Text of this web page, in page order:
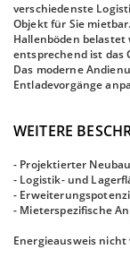
verschiedenste
Objekt für Sie
Hallenböden
entsprechend ist das
Das moderne
Entladevorgänge
WEITERE
- Projektierter
- Logistik- und
-
- Mieterspezifische
Energieausweis